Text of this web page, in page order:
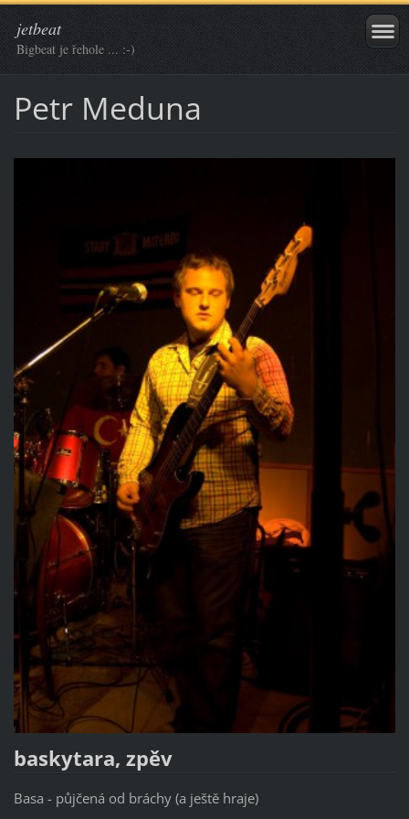
jetbeat
Bigbeat je řehole ... :-)
Petr Meduna
baskytara, zpěv
Basa - půjčená od bráchy (a ještě hraje)